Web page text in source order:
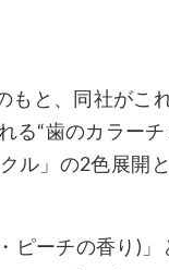
もと、同社がこ
る“歯のカラーチ
ル」の2色展開
ピーチの香り)」